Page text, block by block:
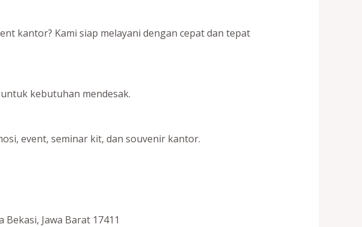
kantor? Kami siap melayani dengan cepat dan tepat
kebutuhan mendesak.
event, seminar kit, dan souvenir kantor.
Bekasi, Jawa Barat 17411